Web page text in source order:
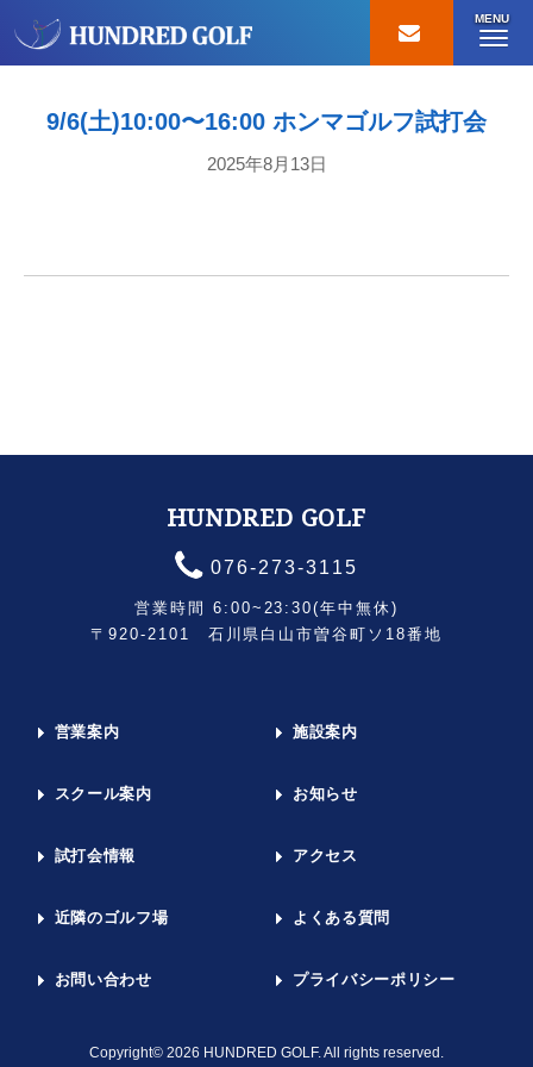
MENU
9/6(土)10:00〜16:00 ホンマゴルフ試打会
2025年8月13日
HUNDRED GOLF
076-273-3115
営業時間 6:00~23:30(年中無休)
〒920-2101 石川県白山市曽谷町ソ18番地
営業案内 施設案内
スクール案内 お知らせ
試打会情報 アクセス
近隣のゴルフ場 よくある質問
お問い合わせ プライバシーポリシー
Copyright© 2026 HUNDRED GOLF. All rights reserved.